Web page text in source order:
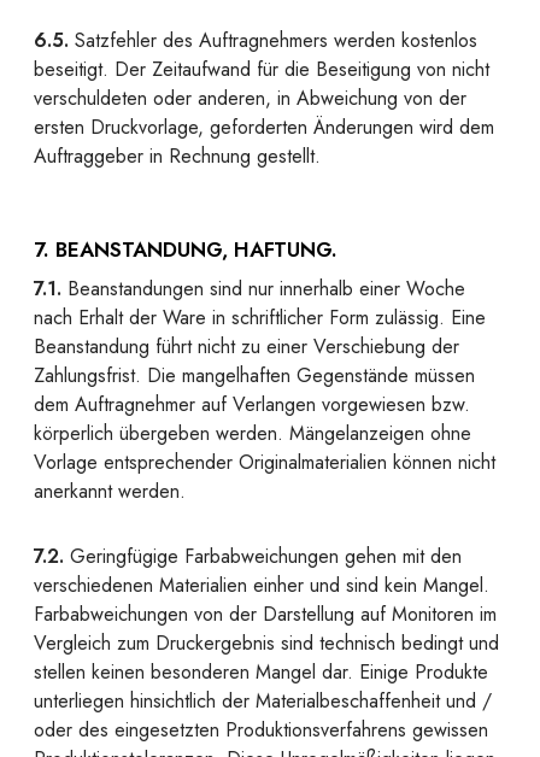
6.5. Satzfehler des Auftragnehmers werden kostenlos
beseitigt. Der Zeitaufwand für die Beseitigung von nicht
verschuldeten oder anderen, in Abweichung von der
ersten Druckvorlage, geforderten Änderungen wird dem
Auftraggeber in Rechnung gestellt.
7. BEANSTANDUNG, HAFTUNG.
7.1. Beanstandungen sind nur innerhalb einer Woche
nach Erhalt der Ware in schriftlicher Form zulässig. Eine
Beanstandung führt nicht zu einer Verschiebung der
Zahlungsfrist. Die mangelhaften Gegenstände müssen
dem Auftragnehmer auf Verlangen vorgewiesen bzw.
körperlich übergeben werden. Mängelanzeigen ohne
Vorlage entsprechender Originalmaterialien können nicht
anerkannt werden.
7.2. Geringfügige Farbabweichungen gehen mit den
verschiedenen Materialien einher und sind kein Mangel.
Farbabweichungen von der Darstellung auf Monitoren im
Vergleich zum Druckergebnis sind technisch bedingt und
stellen keinen besonderen Mangel dar. Einige Produkte
unterliegen hinsichtlich der Materialbeschaffenheit und /
oder des eingesetzten Produktionsverfahrens gewissen